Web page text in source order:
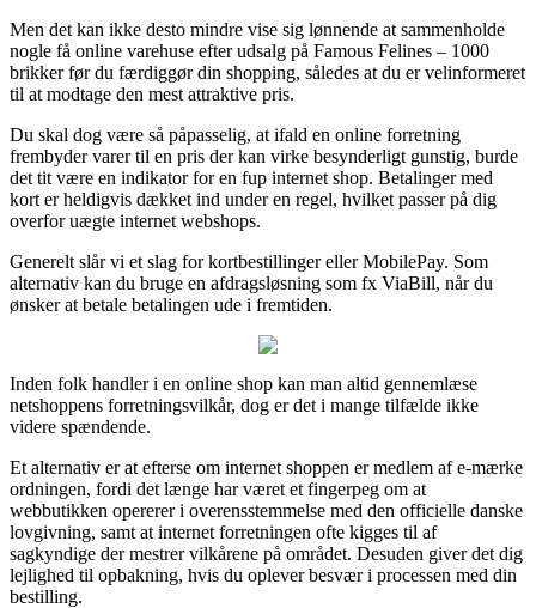
Men det kan ikke desto mindre vise sig lønnende at sammenholde
nogle få online varehuse efter udsalg på Famous Felines – 1000
brikker før du færdiggør din shopping, således at du er velinformeret
til at modtage den mest attraktive pris.
Du skal dog være så påpasselig, at ifald en online forretning
frembyder varer til en pris der kan virke besynderligt gunstig, burde
det tit være en indikator for en fup internet shop. Betalinger med
kort er heldigvis dækket ind under en regel, hvilket passer på dig
overfor uægte internet webshops.
Generelt slår vi et slag for kortbestillinger eller MobilePay. Som
alternativ kan du bruge en afdragsløsning som fx ViaBill, når du
ønsker at betale betalingen ude i fremtiden.
Inden folk handler i en online shop kan man altid gennemlæse
netshoppens forretningsvilkår, dog er det i mange tilfælde ikke
videre spændende.
Et alternativ er at efterse om internet shoppen er medlem af e-mærke
ordningen, fordi det længe har været et fingerpeg om at
webbutikken opererer i overensstemmelse med den officielle danske
lovgivning, samt at internet forretningen ofte kigges til af
sagkyndige der mestrer vilkårene på området. Desuden giver det dig
lejlighed til opbakning, hvis du oplever besvær i processen med din
bestilling.